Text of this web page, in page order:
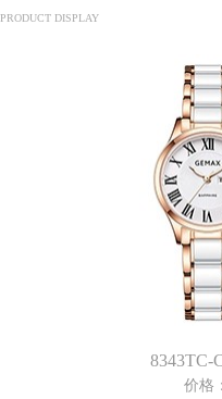
PRODUCT DISPLAY
8343TC-
价格